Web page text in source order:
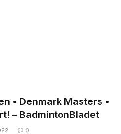
• Denmark Masters •
– BadmintonBladet
0